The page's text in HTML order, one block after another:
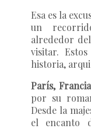
Esa es la
un
alrededor
visitar.
historia,
París, Francia
por su
Desde la
el encanto